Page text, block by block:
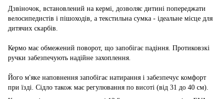
Дзвіночок, встановлений на кермі, дозволяє дитині попереджати
велосипедистів і пішоходів, а текстильна сумка - ідеальне місце для
дитячих скарбів.
Кермо має обмежений поворот, що запобігає падіння. Протиковзкі
ручки забезпечують надійне захоплення.
Його м'яке наповнення запобігає натирання і забезпечує комфорт
при їзді. Сідло також має регулювання по висоті (від 31 до 40 см).